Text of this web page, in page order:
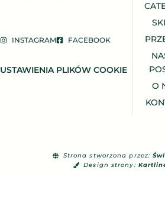
INSTAGRAM FACEBOOK
USTAWIENIA PLIKÓW COOKIE
O
Strona stworzona przez:
Design strony: